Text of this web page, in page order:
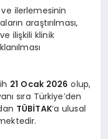
ve ilerlemesinin
araştırılması,
ilişkili klinik
21 Ocak 2026 olup,
sıra Türkiye’den
TÜBİTAK‘a ulusal